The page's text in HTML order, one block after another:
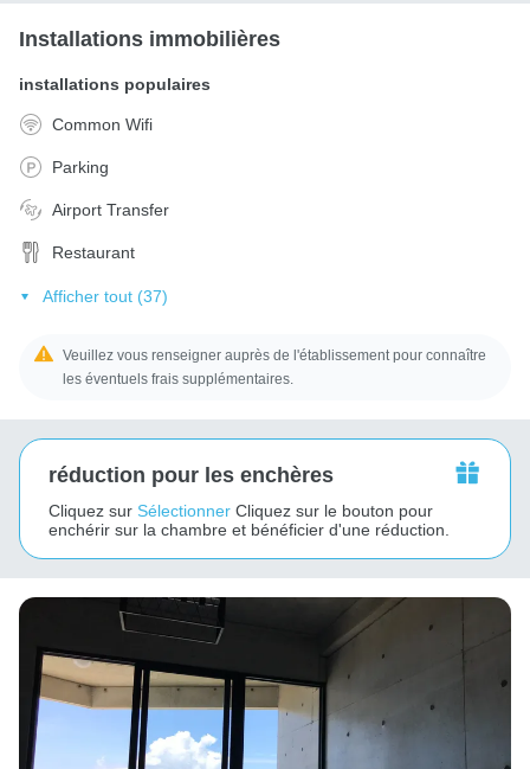
Installations immobilières
installations populaires
Common Wifi
Parking
Airport Transfer
Restaurant
Afficher tout (37)
Veuillez vous renseigner auprès de l'établissement pour connaître
les éventuels frais supplémentaires.
réduction pour les enchères
Cliquez sur Sélectionner Cliquez sur le bouton pour
enchérir sur la chambre et bénéficier d'une réduction.